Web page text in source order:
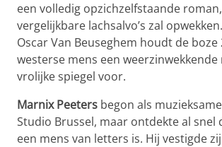
een volledig opzichzelfstaande
vergelijkbare lachsalvo’s zal opwekken.
Oscar Van Beuseghem houdt de boze
westerse mens een
vrolijke spiegel voor.
Marnix Peeters begon als
Studio Brussel, maar ontdekte al snel
een mens van letters is. Hij vestigde